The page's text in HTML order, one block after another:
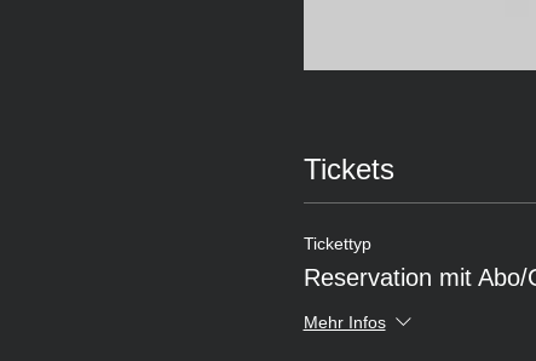
Tickets
Tickettyp
Reservation mit Abo/
Mehr Infos